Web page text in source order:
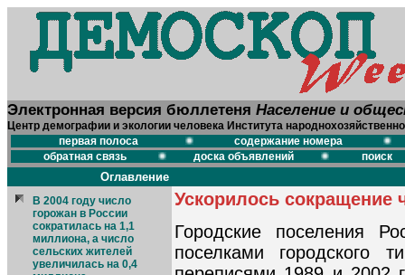
Электронная версия бюллетеня Население и
Центр демографии и экологии человека Института
первая полоса
содержание номера
обратная связь
доска объявлений поиск
Оглавление
В 2004 году число
горожан в России
сократилась на 1,1
миллиона, а число
сельских жителей
увеличилась на 0,4
Ускорилось сокращение
Городские поселения
поселками